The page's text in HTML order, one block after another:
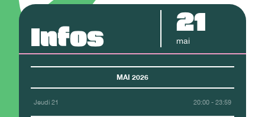
Infos 21
mai
MAI 2026
Jeudi 21 20:00 - 23:59